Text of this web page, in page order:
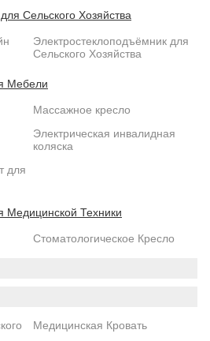
Сельского Хозяйства
Электростеклоподъёмник для
Сельского Хозяйства
Мебели
Массажное кресло
Электрическая инвалидная
коляска
для
Медицинской Техники
Стоматологическое Кресло
Медицинская Кровать